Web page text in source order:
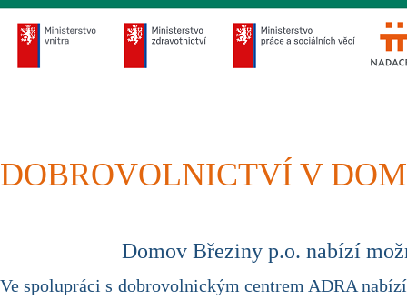
DOBROVOLNICTVÍ V
Domov Březiny p.o. nabízí
Ve spolupráci s dobrovolnickým centrem ADRA